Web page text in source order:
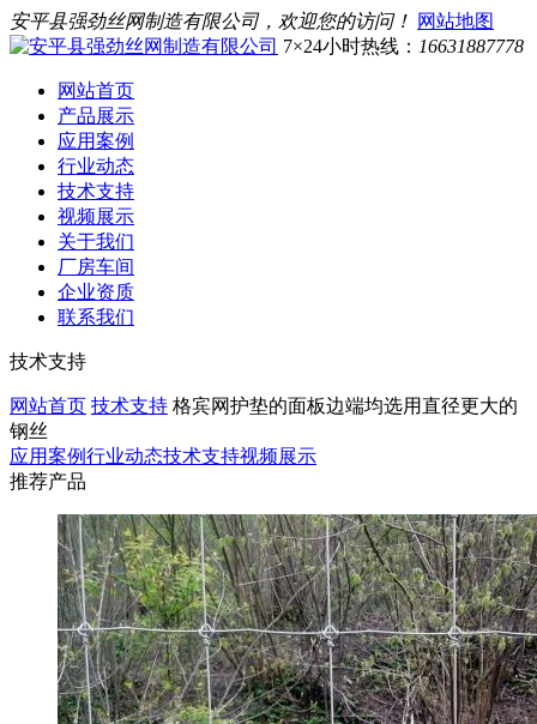
安平县强劲丝网制造有限公司，欢迎您的访问！ 网站地图
7×24小时热线： 16631887778
网站首页
产品展示
应用案例
行业动态
技术支持
视频展示
关于我们
厂房车间
企业资质
联系我们
技术支持
网站首页 技术支持 格宾网护垫的面板边端均选用直径更大的
钢丝
应用案例行业动态技术支持视频展示
推荐产品